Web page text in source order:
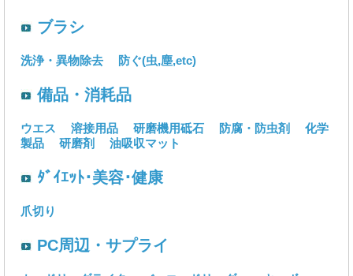
ブラシ
洗浄・異物除去 防ぐ(虫,塵,etc)
備品・消耗品
ウエス 溶接用品 研磨機用砥石 防腐・防虫剤
化学
製品
研磨剤 油吸収マット
ﾀﾞｲｴｯﾄ･美容･健康
爪切り
PC周辺・サプライ